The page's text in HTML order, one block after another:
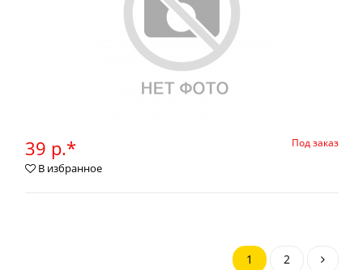
39 р.* Под заказ
В избранное
1 2